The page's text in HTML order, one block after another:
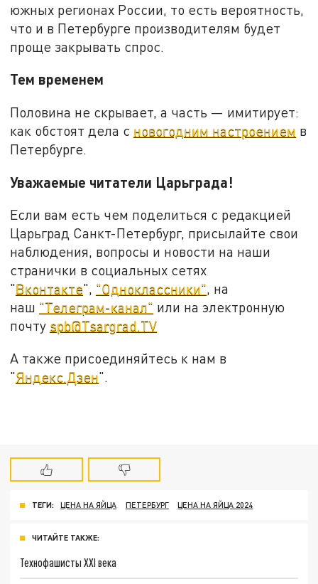
южных регионах России, то есть вероятность,
что и в Петербурге производителям будет
проще закрывать спрос.
Тем временем
Половина не скрывает, а часть — имитирует:
как обстоят дела с новогодним настроением в
Петербурге.
Уважаемые читатели Царьграда!
Если вам есть чем поделиться с редакцией
Царьград Санкт-Петербург, присылайте свои
наблюдения, вопросы и новости на наши
странички в социальных сетях
"Вконтакте", "Одноклассники", на
наш "Телеграм-канал" или на электронную
почту spb@Tsargrad.TV
А также присоединяйтесь к нам в
"Яндекс.Дзен".
ТЕГИ: ЦЕНА НА ЯЙЦА ПЕТЕРБУРГ ЦЕНА НА ЯЙЦА 2024
ЧИТАЙТЕ ТАКЖЕ:
Технофашисты XXI века